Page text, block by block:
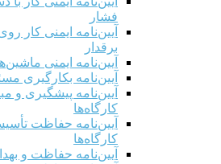
فشار
آیین‌نامه ایمنی کار
برقدار
آیین‌نامه ایمنی
آیین‌نامه بکارگیری
آیین‌نامه پیشگیری و
کارگاه‌ها
آیین‌نامه حفاظت
کارگاه‌ها
آیین‌نامه حفاظت و